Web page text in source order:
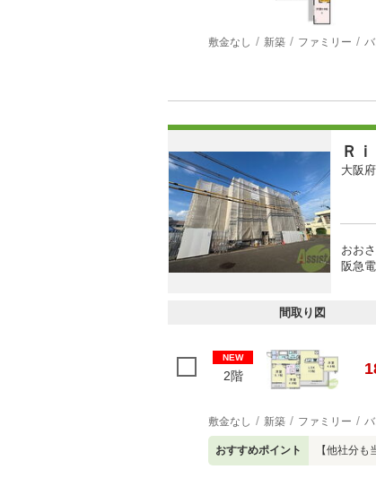
敷金なし 新築 ファミリー
Ｒ
大阪
おお
阪急
間取り図
NEW
2階
敷金なし 新築 ファミリー
おすすめポイント 【他社分